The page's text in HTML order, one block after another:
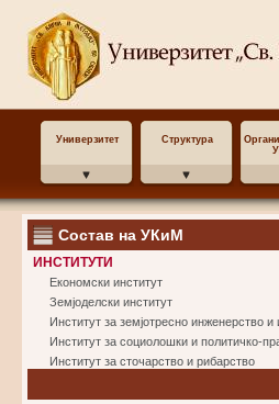
Универзитет Структура
Состав на УКиМ
ИНСТИТУТИ
Економски институт
Земјоделски институт
Институт за земјотресно инженерство и
Институт за социолошки и политичко-
Институт за сточарство и рибарство